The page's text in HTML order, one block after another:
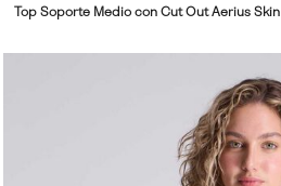
Top Soporte Medio con Cut Out Aerius Skin